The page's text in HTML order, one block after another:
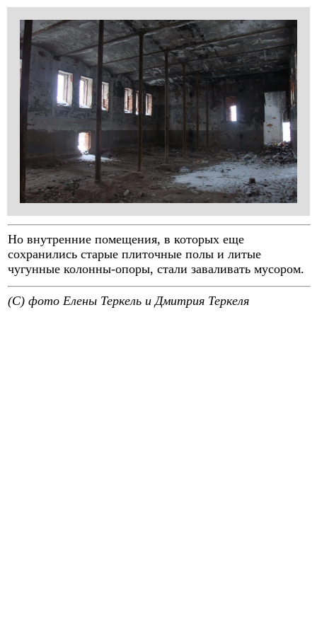
Но внутренние помещения, в которых еще
сохранились старые плиточные полы и литые
чугунные колонны-опоры, стали заваливать мусором.
(C) фото Елены Теркель и Дмитрия Теркеля